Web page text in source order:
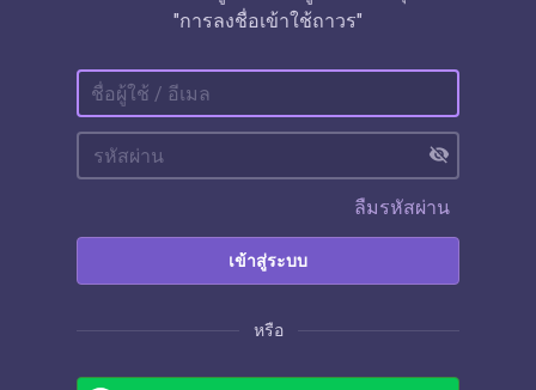
"การลงชื่อเข้าใช้ถาวร"
visibility_off
ลืมรหัสผ่าน
เข้าสู่ระบบ
หรือ